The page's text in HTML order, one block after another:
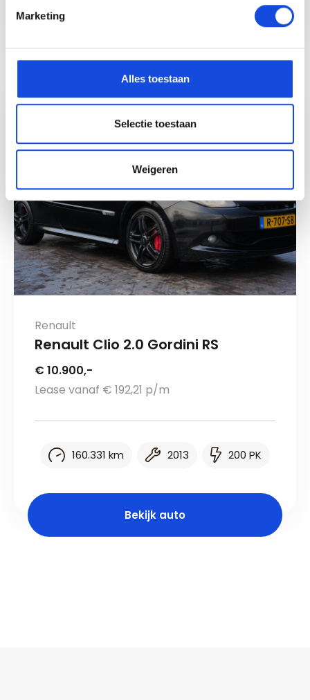
Marketing
Alles toestaan
Selectie toestaan
Weigeren
Renault
Renault Clio 2.0 Gordini RS
€ 10.900,-
Lease vanaf € 192,21 p/m
160.331 km 2013 200 PK
Bekijk auto